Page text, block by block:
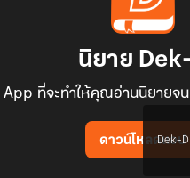
นิยาย
App ที่จะทำให้คุณอ่านนิยายจ
ดาวน์โหลดแอป
Dek-